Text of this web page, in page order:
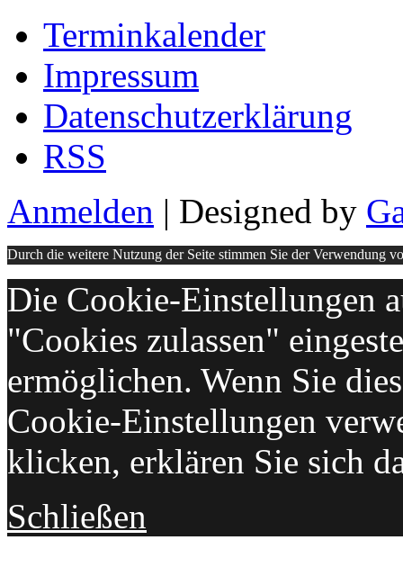
Terminkalender
Impressum
Datenschutzerklärung
RSS
Anmelden | Designed by
Durch die weitere Nutzung der Seite stimmen Sie der Verwendung
Die Cookie-Einstellungen
"Cookies zulassen"
ermöglichen. Wenn Sie
Cookie-Einstellungen
klicken, erklären Sie sich
Schließen